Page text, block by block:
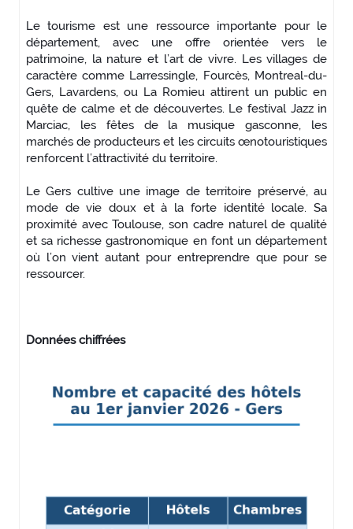
Le tourisme est une ressource importante pour le
département, avec une offre orientée vers le
patrimoine, la nature et l’art de vivre. Les villages de
caractère comme Larressingle, Fourcès, Montreal-du-
Gers, Lavardens, ou La Romieu attirent un public en
quête de calme et de découvertes. Le festival Jazz in
Marciac, les fêtes de la musique gasconne, les
marchés de producteurs et les circuits œnotouristiques
renforcent l’attractivité du territoire.
Le Gers cultive une image de territoire préservé, au
mode de vie doux et à la forte identité locale. Sa
proximité avec Toulouse, son cadre naturel de qualité
et sa richesse gastronomique en font un département
où l’on vient autant pour entreprendre que pour se
ressourcer.
Données chiffrées